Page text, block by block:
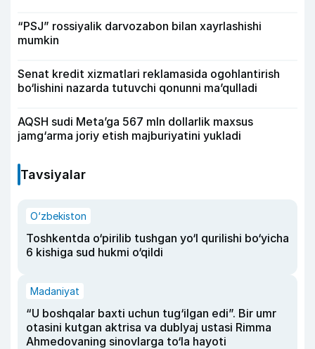
“PSJ” rossiyalik darvozabon bilan xayrlashishi
mumkin
Senat kredit xizmatlari reklamasida ogohlantirish
bo‘lishini nazarda tutuvchi qonunni ma’qulladi
AQSH sudi Meta’ga 567 mln dollarlik maxsus
jamg‘arma joriy etish majburiyatini yukladi
Tavsiyalar
O‘zbekiston
Toshkentda o‘pirilib tushgan yo‘l qurilishi bo‘yicha
6 kishiga sud hukmi o‘qildi
Madaniyat
“U boshqalar baxti uchun tug‘ilgan edi”. Bir umr
otasini kutgan aktrisa va dublyaj ustasi Rimma
Ahmedovaning sinovlarga to‘la hayoti